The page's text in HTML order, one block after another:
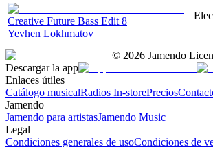
Creative Future Bass Edit 8
Yevhen Lokhmatov
© 2026 Jamendo
Descargar la app
Enlaces útiles
Catálogo musicalRadios In-storePrecios
Jamendo
Jamendo para artistasJamendo Music
Legal
Condiciones generales de usoCondiciones de